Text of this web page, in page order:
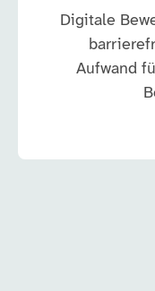
Digitale
Aufwand